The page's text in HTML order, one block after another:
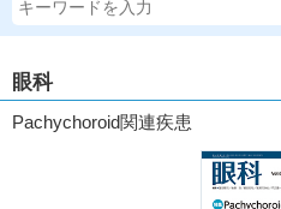
眼科
Pachychoroid関連疾患